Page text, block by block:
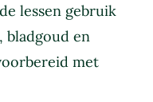
lessen gebruik
bladgoud en
met